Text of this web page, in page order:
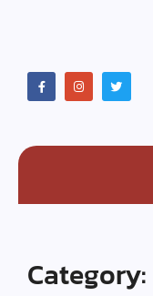
Category: